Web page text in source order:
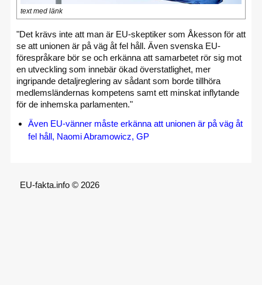
text med länk
"Det krävs inte att man är EU-skeptiker som Åkesson för att
se att unionen är på väg åt fel håll. Även svenska EU-
förespråkare bör se och erkänna att samarbetet rör sig mot
en utveckling som innebär ökad överstatlighet, mer
ingripande detaljreglering av sådant som borde tillhöra
medlemsländernas kompetens samt ett minskat inflytande
för de inhemska parlamenten."
Även EU-vänner måste erkänna att unionen är på väg åt
fel håll, Naomi Abramowicz, GP
EU-fakta.info © 2026